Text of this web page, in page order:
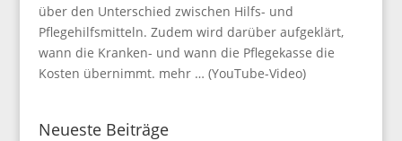
über den Unterschied zwischen Hilfs- und
Pflegehilfsmitteln. Zudem wird darüber aufgeklärt,
wann die Kranken- und wann die Pflegekasse die
Kosten übernimmt. mehr … (YouTube-Video)
Neueste Beiträge